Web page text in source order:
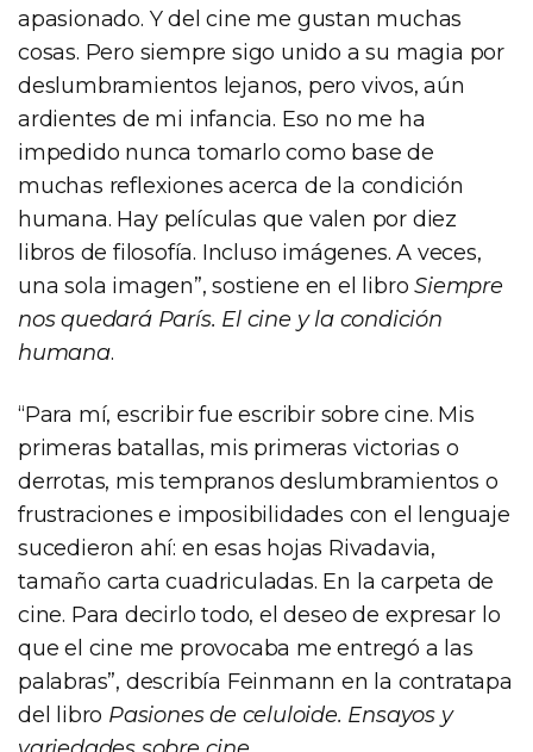
apasionado. Y del cine me gustan muchas
cosas. Pero siempre sigo unido a su magia por
deslumbramientos lejanos, pero vivos, aún
ardientes de mi infancia. Eso no me ha
impedido nunca tomarlo como base de
muchas reflexiones acerca de la condición
humana. Hay películas que valen por diez
libros de filosofía. Incluso imágenes. A veces,
una sola imagen”, sostiene en el libroSiempre
nos quedará París. El cine y la condición
humana.
“Para mí, escribir fue escribir sobre cine. Mis
primeras batallas, mis primeras victorias o
derrotas, mis tempranos deslumbramientos o
frustraciones e imposibilidades con el lenguaje
sucedieron ahí: en esas hojas Rivadavia,
tamaño carta cuadriculadas. En la carpeta de
cine. Para decirlo todo, el deseo de expresar lo
que el cine me provocaba me entregó a las
palabras”, describía Feinmann en la contratapa
del libro Pasiones de celuloide. Ensayos y